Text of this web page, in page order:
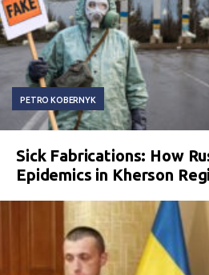
PETRO KOBERNYK
Sick Fabrications: How
Epidemics in Kherson